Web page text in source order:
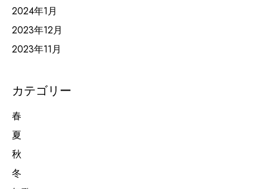
2024年1月
2023年12月
2023年11月
カテゴリー
春
夏
秋
冬